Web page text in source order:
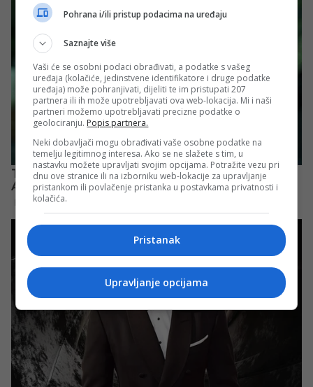
Pohrana i/ili pristup podacima na uređaju
Saznajte više
Vaši će se osobni podaci obrađivati, a podatke s vašeg
uređaja (kolačiće, jedinstvene identifikatore i druge podatke
uređaja) može pohranjivati, dijeliti te im pristupati 207
partnera ili ih može upotrebljavati ova web-lokacija. Mi i naši
partneri možemo upotrebljavati precizne podatke o
geolociranju. Popis partnera.
Neki dobavljači mogu obrađivati vaše osobne podatke na
temelju legitimnog interesa. Ako se ne slažete s tim, u
nastavku možete upravljati svojim opcijama. Potražite vezu pri
dnu ove stranice ili na izborniku web-lokacije za upravljanje
pristankom ili povlačenje pristanka u postavkama privatnosti i
kolačića.
Pristanak
Upravljanje opcijama